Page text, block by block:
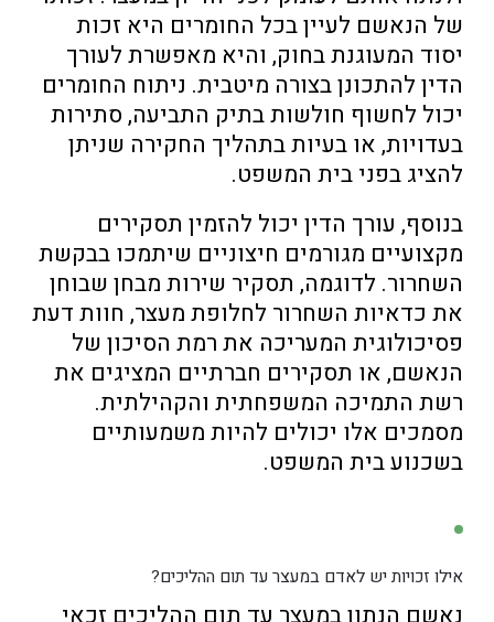
של הנאשם לעיין בכל החומרים היא זכות
יסוד המעוגנת בחוק, והיא מאפשרת לעורך
הדין להתכונן בצורה מיטבית. ניתוח החומרים
יכול לחשוף חולשות בתיק התביעה, סתירות
בעדויות, או בעיות בתהליך החקירה שניתן
להציג בפני בית המשפט.
בנוסף, עורך הדין יכול להזמין תסקירים
מקצועיים מגורמים חיצוניים שיתמכו בבקשת
השחרור. לדוגמה, תסקיר שירות מבחן שבוחן
את כדאיות השחרור לחלופת מעצר, חוות דעת
פסיכולוגית המעריכה את רמת הסיכון של
הנאשם, או תסקירים חברתיים המציגים את
רשת התמיכה המשפחתית והקהילתית.
מסמכים אלו יכולים להיות משמעותיים
בשכנוע בית המשפט.
אילו זכויות יש לאדם במעצר עד תום ההליכים?